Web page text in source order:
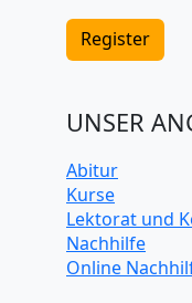
Register
UNSER
Abitur
Kurse
Lektorat und
Nachhilfe
Online